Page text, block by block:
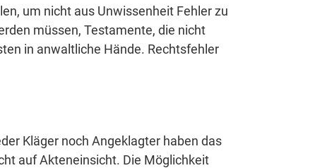
um nicht aus Unwissenheit Fehler zu
müssen, Testamente, die nicht
in anwaltliche Hände. Rechtsfehler
Kläger noch Angeklagter haben das
auf Akteneinsicht. Die Möglichkeit